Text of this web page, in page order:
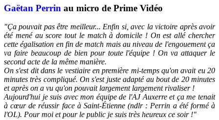
Gaëtan Perrin au micro de Prime Vidéo
"Ça pouvait pas être meilleur... Enfin si, avec la victoire après avoir
été mené au score tout le match à domicile ! On est allé chercher
cette égalisation en fin de match mais au niveau de l'engouement ça
va faire beaucoup de bien pour toute l'équipe ! On va attaquer le
second acte de la même manière.
On s'est dit dans le vestiaire en première mi-temps qu'on avait eu 20
minutes très compliqué. On s'est juste adapté au bout de 20 minutes
et après on a vu qu'on pouvait largement largement rivaliser !
Aujourd'hui je suis avec mon équipe de l'AJ Auxerre et ça me tenait
à cœur de réussir face à Saint-Étienne (ndlr : Perrin a été formé à
l'OL). Pour moi et pour le public je suis très heureux ce soir !"